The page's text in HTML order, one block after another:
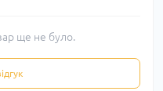
ще не було.